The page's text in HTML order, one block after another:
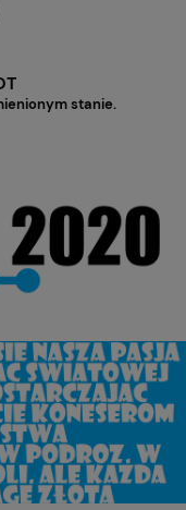
stanie.